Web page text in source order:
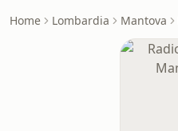
Home Lombardia Mantova